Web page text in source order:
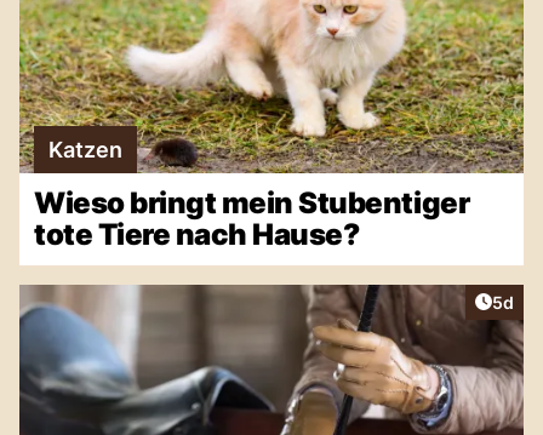
Katzen
Wieso bringt mein Stubentiger
tote Tiere nach Hause?
5d